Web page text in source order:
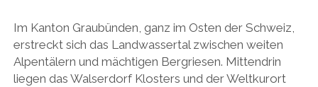
Im Kanton Graubünden, ganz im Osten der Schweiz,
erstreckt sich das Landwassertal zwischen weiten
Alpentälern und mächtigen Bergriesen. Mittendrin
liegen das Walserdorf Klosters und der Weltkurort